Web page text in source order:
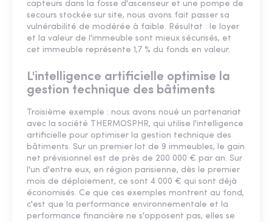
capteurs dans la fosse d'ascenseur et une pompe de
secours stockée sur site, nous avons fait passer sa
vulnérabilité de modérée à faible. Résultat : le loyer
et la valeur de l'immeuble sont mieux sécurisés, et
cet immeuble représente 1,7 % du fonds en valeur.
L'intelligence artificielle optimise la
gestion technique des bâtiments
Troisième exemple : nous avons noué un partenariat
avec la société THERMOSPHR, qui utilise l'intelligence
artificielle pour optimiser la gestion technique des
bâtiments. Sur un premier lot de 9 immeubles, le gain
net prévisionnel est de près de 200 000 € par an. Sur
l'un d'entre eux, en région parisienne, dès le premier
mois de déploiement, ce sont 4 000 € qui sont déjà
économisés. Ce que ces exemples montrent au fond,
c'est que la performance environnementale et la
performance financière ne s'opposent pas, elles se